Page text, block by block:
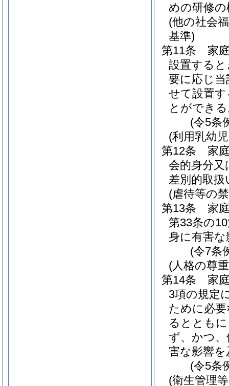
めの研修
(他の社会
基準)
第11条
家
設置する
要に応じ当
せて設置
とができ
(令5条
(利用乳幼
第12条
家
会的身分
差別的取
(虐待等の
第13条
家
第33条の
身に有害
(令7条
(人格の尊
第14条
家
3項の規定
ために必
るととも
ず、かつ
害な影響
(令5条
(衛生管理